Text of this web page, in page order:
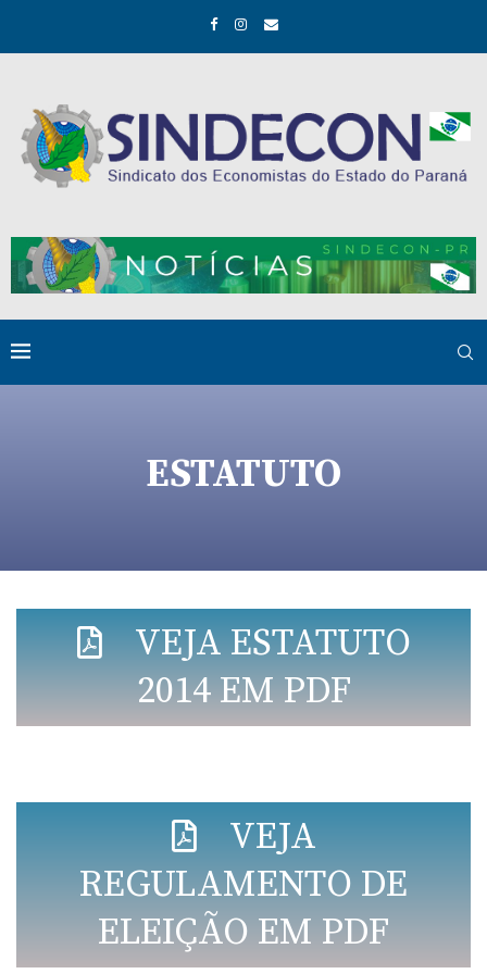
ESTATUTO
VEJA ESTATUTO
2014 EM PDF
VEJA
REGULAMENTO DE
ELEIÇÃO EM PDF